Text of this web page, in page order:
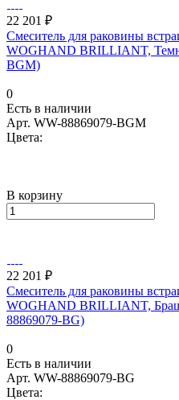
22 201 ₽
Смеситель для раковины
WOGHAND BRILLIANT,
BGM)
0
Есть в наличии
Арт. WW-88869079-BGM
Цвета:
В корзину
22 201 ₽
Смеситель для раковины
WOGHAND BRILLIANT,
88869079-BG)
0
Есть в наличии
Арт. WW-88869079-BG
Цвета: